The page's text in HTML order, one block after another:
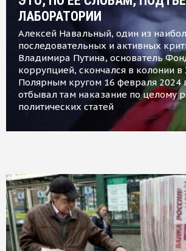
ЛАБОРАТОРИИ
Алексей Навальный, один из
последовательных и активных
Владимира Путина, основатель
коррупцией, скончался в колонии в
Полярным кругом 16 февраля 2024
отбывал там наказание по целому
политических статей